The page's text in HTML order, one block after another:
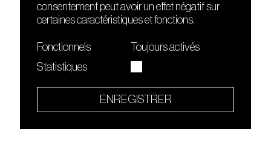
Le Sucre fait partie de
Quartier culturel et créatif
consentement peut avoir un effet négatif sur
certaines caractéristiques et fonctions.
Fonctionnels
Toujours activés
Statistiques
ENREGISTRER